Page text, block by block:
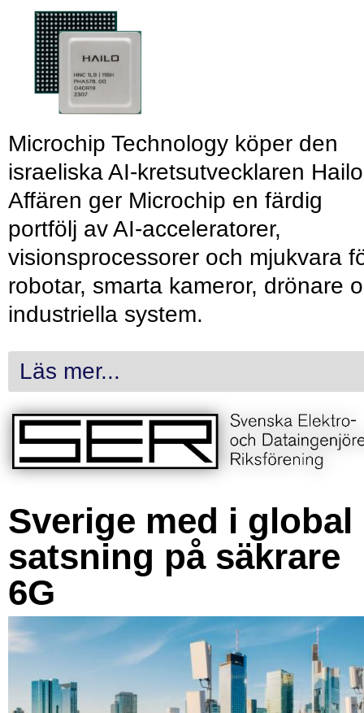
Microchip Technology köper den
israeliska AI-kretsutvecklaren
Affären ger Microchip en färdig
portfölj av AI-acceleratorer,
visionsprocessorer och mjukvara
robotar, smarta kameror, drönare
industriella system.
Läs mer...
Sverige med i global
satsning på säkrare
6G